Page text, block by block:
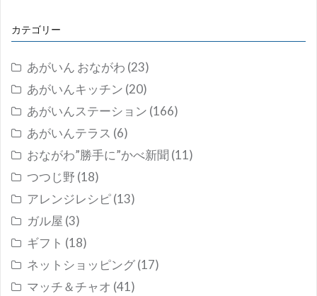
カテゴリー
あがいん おながわ (23)
あがいんキッチン (20)
あがいんステーション (166)
あがいんテラス (6)
おながわ”勝手に”かべ新聞 (11)
つつじ野 (18)
アレンジレシピ(13)
ガル屋 (3)
ギフト (18)
ネットショッピング(17)
マッチ＆チャオ (41)